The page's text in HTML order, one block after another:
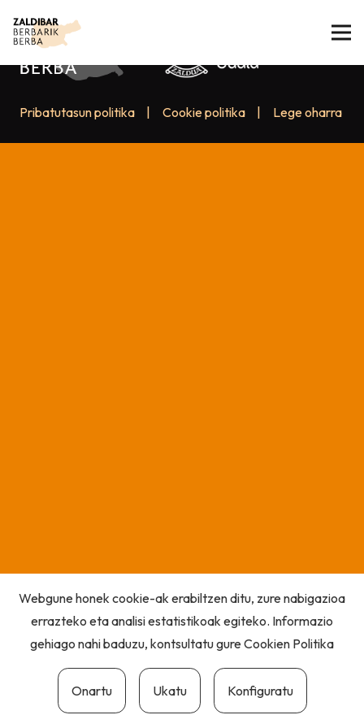
Pribatutasun politika Cookie politika Lege oharra
Webgune honek cookie-ak erabiltzen ditu, zure nabigazioa
errazteko eta analisi estatistikoak egiteko. Informazio
gehiago nahi baduzu, kontsultatu gureCookien Politika
Onartu Ukatu Konfiguratu